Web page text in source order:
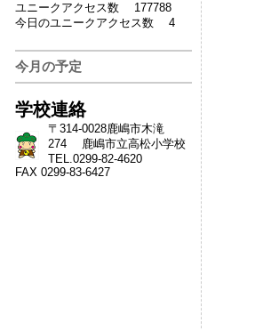
ユニークアクセス数 177788
今日のユニークアクセス数 4
今月の予定
学校連絡
〒314-0028鹿嶋市木滝
274 鹿嶋市立高松小学校
TEL.0299-82-4620
FAX 0299-83-6427